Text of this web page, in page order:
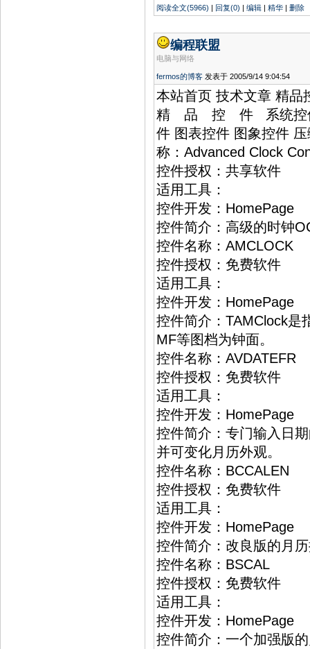
阅读全文(5966) | 回复(0) | 编辑 | 精华 | 删除
编程联盟
电脑与网络
fermos的博客 发表于 2005/9/14 9:04:54
本站首页 技术文章 精
精 品 控 件 系统控件
件 图表控件 图象控件
称：Advanced Clock
控件授权：共享软件
适用工具：
控件开发：HomePage
控件简介：高级的时钟
控件名称：AMCLOCK
控件授权：免费软件
适用工具：
控件开发：HomePage
控件简介：TAMClock是
MF等图档为钟面。
控件名称：AVDATEFR
控件授权：免费软件
适用工具：
控件开发：HomePage
控件简介：专门输入日
并可变化月历外观。
控件名称：BCCALEN
控件授权：免费软件
适用工具：
控件开发：HomePage
控件简介：改良版的月
控件名称：BSCAL
控件授权：免费软件
适用工具：
控件开发：HomePage
控件简介：一个加强版